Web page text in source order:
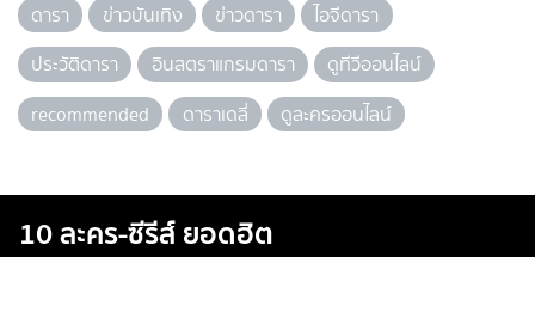
ดารา ข่าวบันเทิง ข่าวดารา
ไอจีดารา
ประวัติดารา
อินสตราแกรมดารา
ดูทีวีออนไลน์
recommended
ดาราเดลี่ ดูละครออนไลน์
10 ละคร-ซีรีส์ ยอดฮิต